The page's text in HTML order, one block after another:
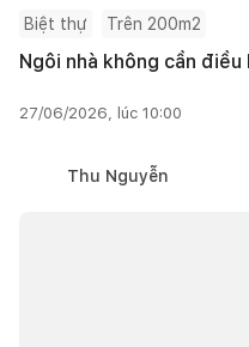
Biệt thự Trên 200m2
Ngôi nhà không cần
27/06/2026, lúc 10:00
Thu Nguyễn